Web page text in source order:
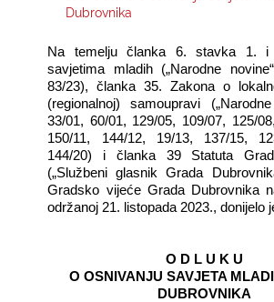
Dubrovnika
Na temelju članka 6. stavka 1.
savjetima mladih („Narodne
83/23), članka 35. Zakona o
(regionalnoj) samoupravi
33/01, 60/01, 129/05, 109/07, 125/
150/11, 144/12, 19/13, 137/15,
144/20) i članka 39 Statuta
(„Službeni glasnik Grada
Gradsko vijeće Grada Dubrovnika
održanoj 21. listopada 2023., donijelo
O D L U K U
O OSNIVANJU SAVJETA
DUBROVNIKA